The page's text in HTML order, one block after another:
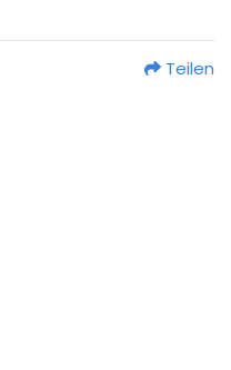
Teilen